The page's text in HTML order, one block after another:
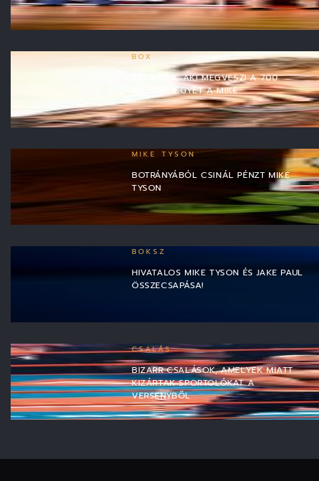
BOX
EZT KAPJA, AKI MEGVESZI A 700
MILLIÓS JEGYET A MIKE…
MIKE TYSON
BOTRÁNYÁBÓL CSINÁL PÉNZT MIKE
TYSON
BOKSZ
HIVATALOS MIKE TYSON ÉS JAKE PAUL
ÖSSZECSAPÁSA!
CSALÁS
BIZARR CSALÁSOK, AMELYEK MIATT
KIZÁRTAK SPORTOLÓKAT A
VERSENYBŐL